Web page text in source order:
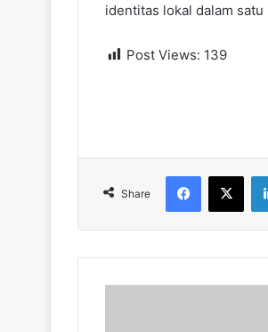
identitas lokal dalam satu
Post Views: 139
Share
Facebook
X